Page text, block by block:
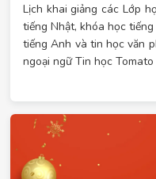
Lịch khai giảng các Lớp
tiếng Nhật, khóa học
tiếng Anh và tin học văn
ngoại ngữ Tin học